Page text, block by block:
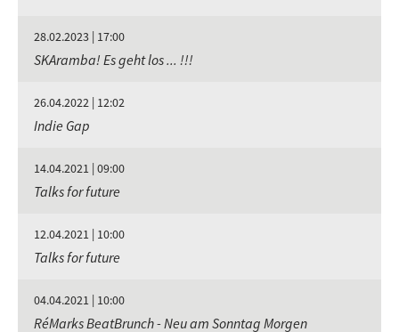
28.02.2023 | 17:00
SKAramba! Es geht los ... !!!
26.04.2022 | 12:02
Indie Gap
14.04.2021 | 09:00
Talks for future
12.04.2021 | 10:00
Talks for future
04.04.2021 | 10:00
RéMarks BeatBrunch - Neu am Sonntag Morgen